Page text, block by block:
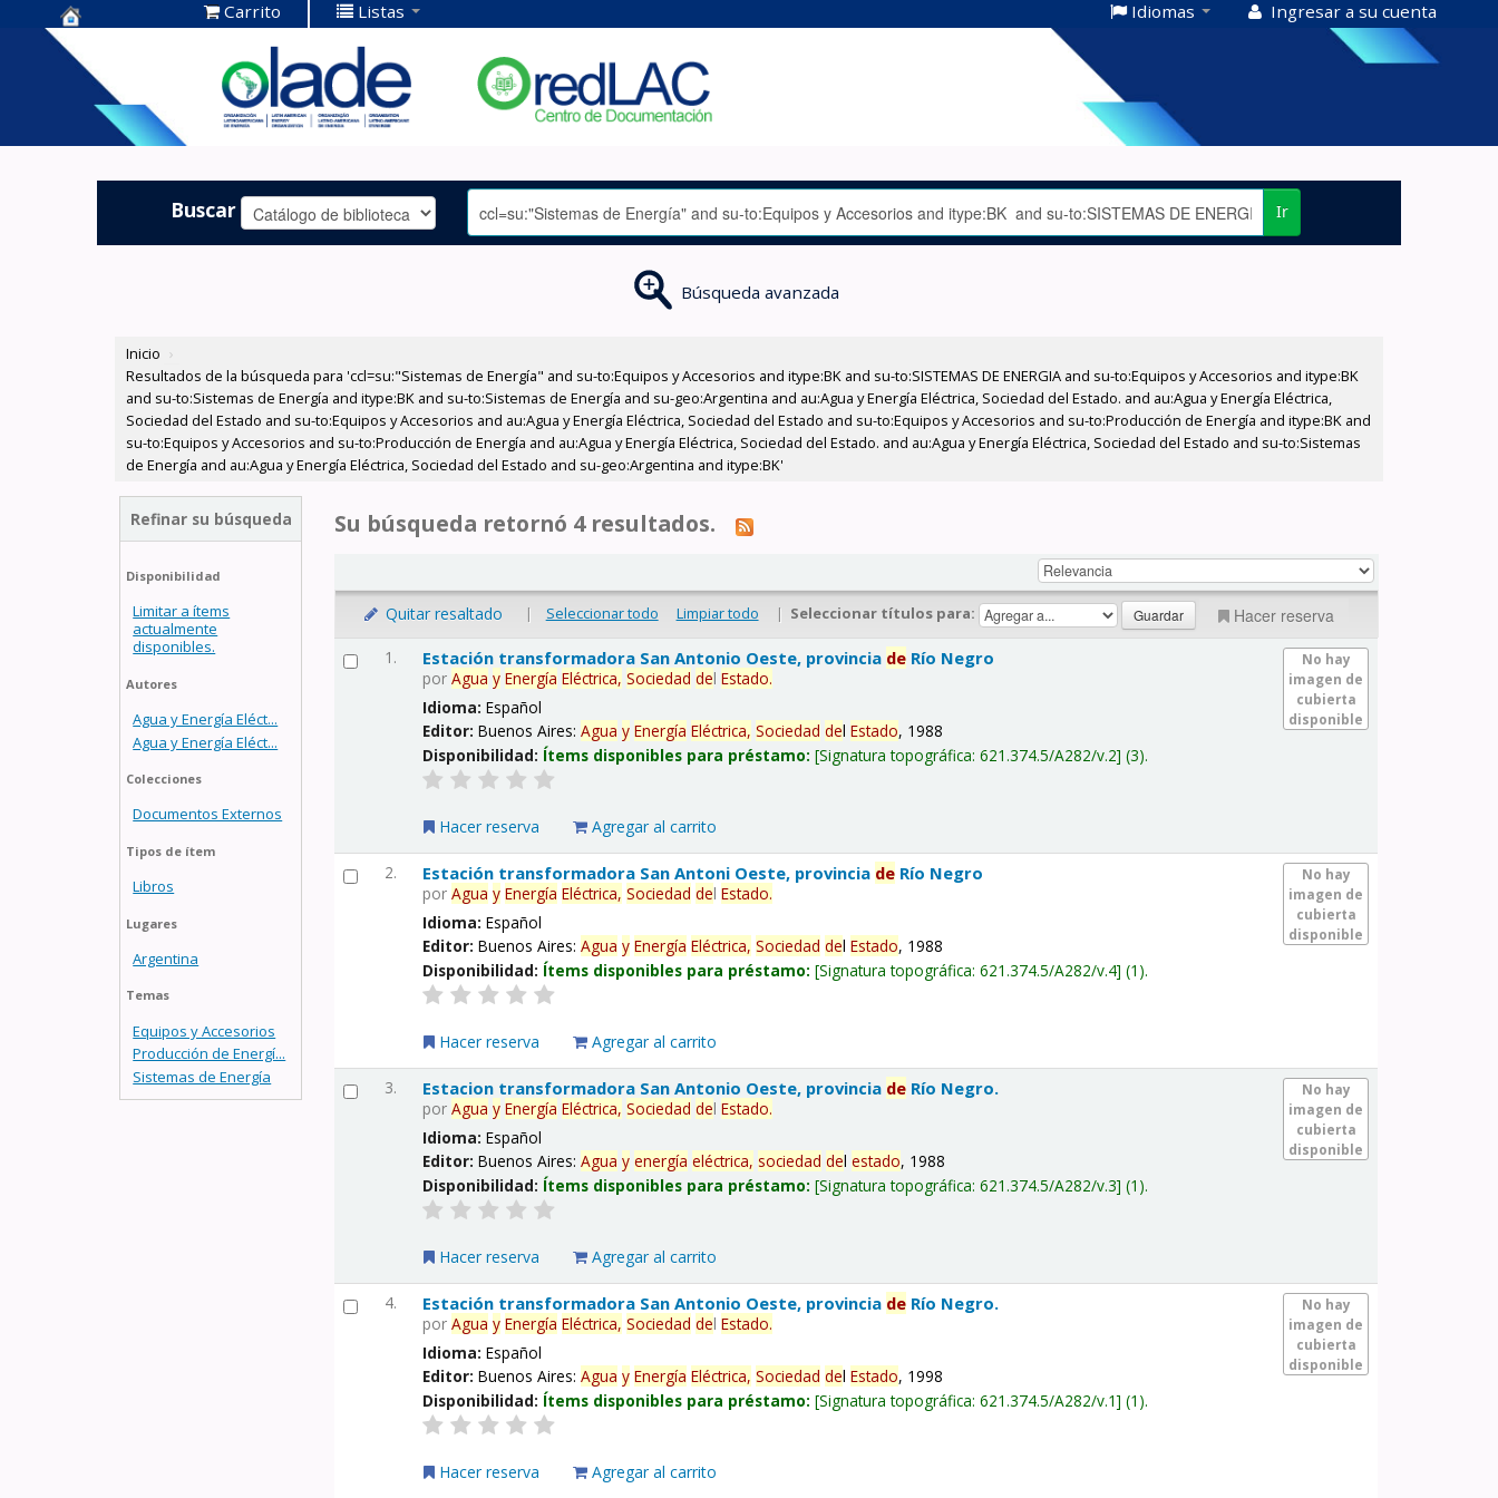
Centro de
Documentación
OLADE -
Carrito Listas Idiomas Ingresar a su cuenta
Buscar Ir
Búsqueda avanzada
Inicio ›
Resultados de la búsqueda para 'ccl=su:"Sistemas de Energía" and su-to:Equipos y Accesorios and itype:BK and su-to:SISTEMAS DE ENERGIA and su-to:Equipos y Accesorios and itype:BK
and su-to:Sistemas de Energía and itype:BK and su-to:Sistemas de Energía and su-geo:Argentina and au:Agua y Energía Eléctrica, Sociedad del Estado. and au:Agua y Energía Eléctrica,
Sociedad del Estado and su-to:Equipos y Accesorios and au:Agua y Energía Eléctrica, Sociedad del Estado and su-to:Equipos y Accesorios and su-to:Producción de Energía and itype:BK and
su-to:Equipos y Accesorios and su-to:Producción de Energía and au:Agua y Energía Eléctrica, Sociedad del Estado. and au:Agua y Energía Eléctrica, Sociedad del Estado and su-to:Sistemas
de Energía and au:Agua y Energía Eléctrica, Sociedad del Estado and su-geo:Argentina and itype:BK'
Refinar su búsqueda
Disponibilidad
Limitar a ítems
actualmente
disponibles.
Autores
Agua y Energía Eléct...
Agua y Energía Eléct...
Colecciones
Documentos Externos
Tipos de ítem
Libros
Lugares
Argentina
Temas
Equipos y Accesorios
Producción de Energí...
Sistemas de Energía
Su búsqueda retornó 4 resultados.
Quitar resaltado | Seleccionar todo Limpiar todo | Seleccionar títulos para: Hacer reserva
1.
No hay
imagen de
cubierta
disponible
Estación transformadora San Antonio Oeste, provincia de Río Negro
porAgua y Energía Eléctrica, Sociedad delEstado.
Idioma:Español
Editor:Buenos Aires:Agua y Energía Eléctrica, Sociedad delEstado, 1988
Disponibilidad: Ítems disponibles para préstamo: Signatura topográfica:621.374.5/A282/v.2 (3).
Hacer reserva Agregar al carrito
2.
No hay
imagen de
cubierta
disponible
Estación transformadora San Antoni Oeste, provincia de Río Negro
porAgua y Energía Eléctrica, Sociedad delEstado.
Idioma:Español
Editor:Buenos Aires:Agua y Energía Eléctrica, Sociedad delEstado, 1988
Disponibilidad: Ítems disponibles para préstamo: Signatura topográfica:621.374.5/A282/v.4 (1).
Hacer reserva Agregar al carrito
3.
No hay
imagen de
cubierta
disponible
Estacion transformadora San Antonio Oeste, provincia de Río Negro.
porAgua y Energía Eléctrica, Sociedad delEstado.
Idioma:Español
Editor:Buenos Aires:Agua y energía eléctrica, sociedad delestado, 1988
Disponibilidad: Ítems disponibles para préstamo: Signatura topográfica:621.374.5/A282/v.3 (1).
Hacer reserva Agregar al carrito
4.
No hay
imagen de
cubierta
disponible
Estación transformadora San Antonio Oeste, provincia de Río Negro.
porAgua y Energía Eléctrica, Sociedad delEstado.
Idioma:Español
Editor:Buenos Aires:Agua y Energía Eléctrica, Sociedad delEstado, 1998
Disponibilidad: Ítems disponibles para préstamo: Signatura topográfica:621.374.5/A282/v.1 (1).
Hacer reserva Agregar al carrito